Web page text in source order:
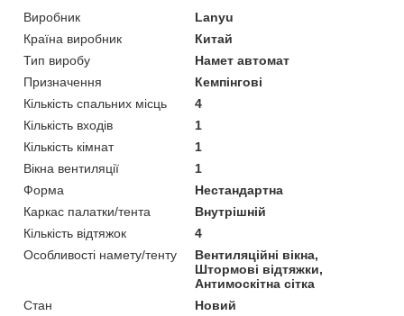
Виробник
Lanyu
Країна виробник
Китай
Тип виробу
Намет автомат
Призначення
Кемпінгові
Кількість спальних місць
4
Кількість входів
1
Кількість кімнат
1
Вікна вентиляції
1
Форма
Нестандартна
Каркас палатки/тента
Внутрішній
Кількість відтяжок
4
Особливості намету/тенту
Вентиляційні вікна,
Штормові відтяжки,
Антимоскітна сітка
Стан
Новий